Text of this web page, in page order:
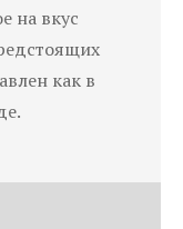
на вкус
как в